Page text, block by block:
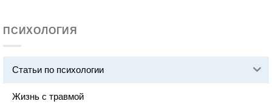
ПСИХОЛОГИЯ
Статьи по психологии
Жизнь с травмой